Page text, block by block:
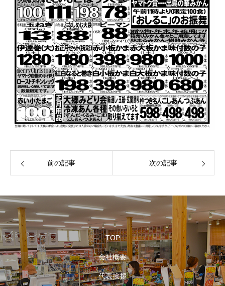
前の記事 次の記事
TOP
会社概要
代表挨拶